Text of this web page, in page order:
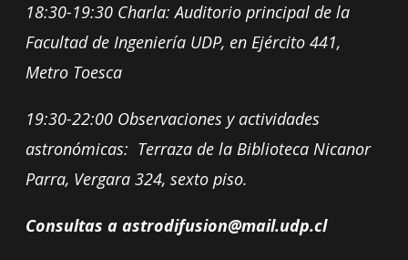
18:30-19:30 Charla: Auditorio principal de la
Facultad de Ingeniería UDP, en Ejército 441,
Metro Toesca
19:30-22:00 Observaciones y actividades
astronómicas: Terraza de la Biblioteca Nicanor
Parra, Vergara 324, sexto piso.
Consultas a astrodifusion@mail.udp.cl